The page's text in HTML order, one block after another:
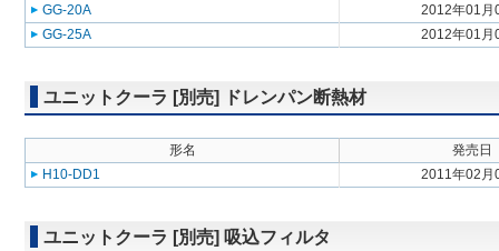
GG-20A
2012年01月
GG-25A
2012年01月
ユニットクーラ [別売] ドレンパン断熱材
形名
発売日
H10-DD1
2011年02月
ユニットクーラ [別売] 吸込フィルタ